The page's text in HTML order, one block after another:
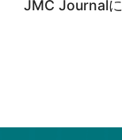
JMC Journal